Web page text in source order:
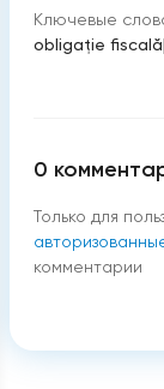
Ключевые
obligaţie fiscală|
0
Только для
комментарии